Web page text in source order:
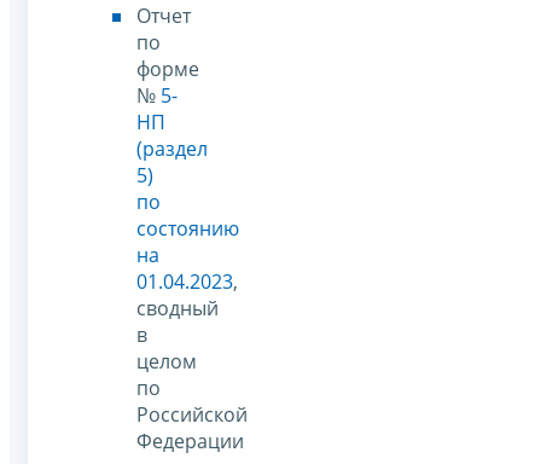
Отчет
по
форме
№ 5-
НП
(раздел
5)
по
состоянию
на
01.04.2023,
сводный
в
целом
по
Российской
Федерации